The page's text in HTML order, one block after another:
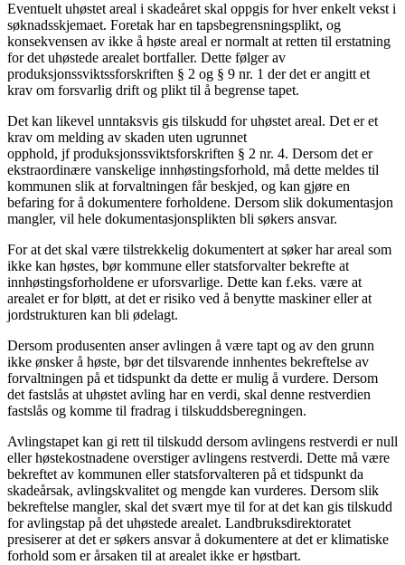
Eventuelt uhøstet areal i skadeåret skal oppgis for hver enkelt vekst i
søknadsskjemaet. Foretak har en tapsbegrensningsplikt, og
konsekvensen av ikke å høste areal er normalt at retten til erstatning
for det uhøstede arealet bortfaller. Dette følger av
produksjonssviktssforskriften § 2 og § 9 nr. 1 der det er angitt et
krav om forsvarlig drift og plikt til å begrense tapet.
Det kan likevel unntaksvis gis tilskudd for uhøstet areal. Det er et
krav om melding av skaden uten ugrunnet
opphold, jf produksjonssviktsforskriften § 2 nr. 4. Dersom det er
ekstraordinære vanskelige innhøstingsforhold, må dette meldes til
kommunen slik at forvaltningen får beskjed, og kan gjøre en
befaring for å dokumentere forholdene. Dersom slik dokumentasjon
mangler, vil hele dokumentasjonsplikten bli søkers ansvar.
For at det skal være tilstrekkelig dokumentert at søker har areal som
ikke kan høstes, bør kommune eller statsforvalter bekrefte at
innhøstingsforholdene er uforsvarlige. Dette kan f.eks. være at
arealet er for bløtt, at det er risiko ved å benytte maskiner eller at
jordstrukturen kan bli ødelagt.
Dersom produsenten anser avlingen å være tapt og av den grunn
ikke ønsker å høste, bør det tilsvarende innhentes bekreftelse av
forvaltningen på et tidspunkt da dette er mulig å vurdere. Dersom
det fastslås at uhøstet avling har en verdi, skal denne restverdien
fastslås og komme til fradrag i tilskuddsberegningen.
Avlingstapet kan gi rett til tilskudd dersom avlingens restverdi er null
eller høstekostnadene overstiger avlingens restverdi. Dette må være
bekreftet av kommunen eller statsforvalteren på et tidspunkt da
skadeårsak, avlingskvalitet og mengde kan vurderes. Dersom slik
bekreftelse mangler, skal det svært mye til for at det kan gis tilskudd
for avlingstap på det uhøstede arealet. Landbruksdirektoratet
presiserer at det er søkers ansvar å dokumentere at det er klimatiske
forhold som er årsaken til at arealet ikke er høstbart.